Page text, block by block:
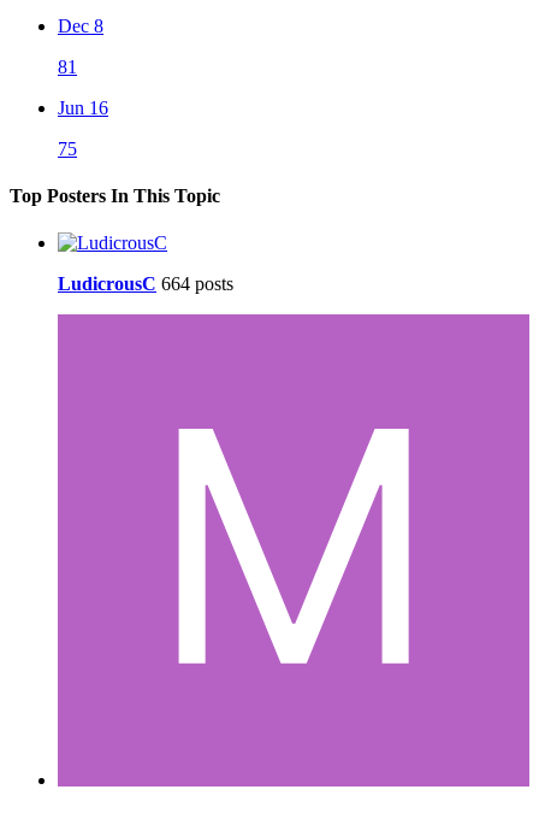
Dec 8
81
Jun 16
75
Top Posters In This Topic
LudicrousC 664 posts